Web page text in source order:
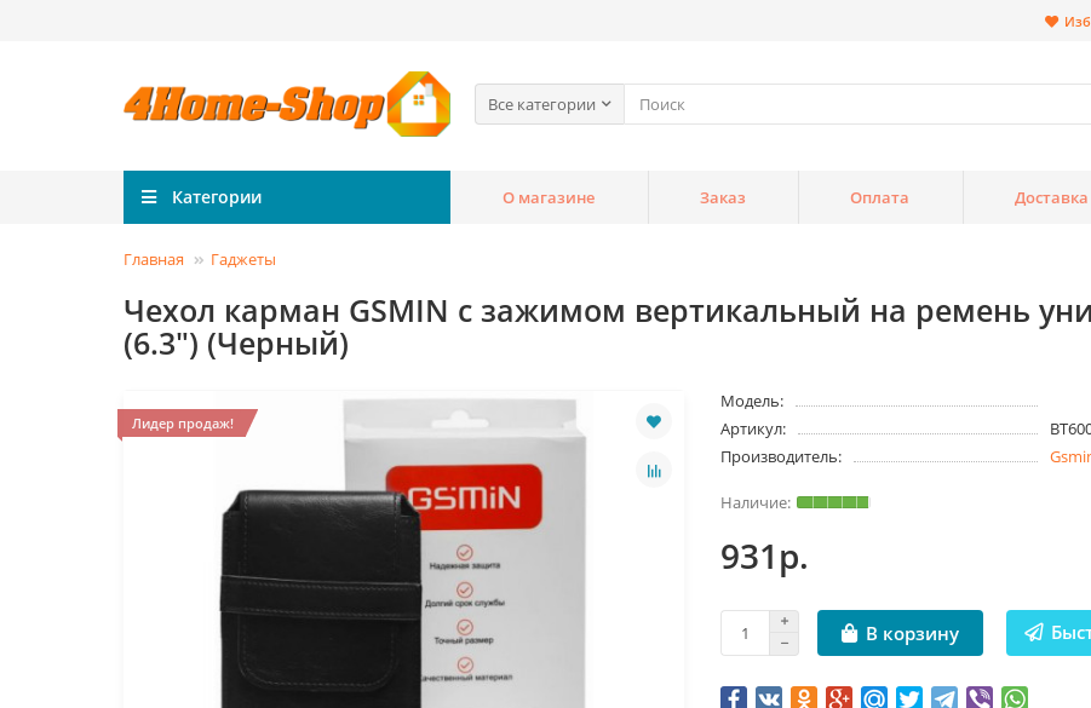
Все категории
Категории О магазине Заказ Оплата Доставка
Главная Гаджеты
Чехол карман GSMIN с зажимом вертикальный на ремень
(6.3") (Черный)
Лидер продаж!
Модель:
Артикул:
Производитель:
931р.
В корзину